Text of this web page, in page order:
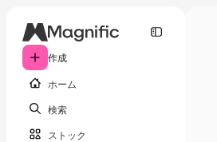
作成
ホーム
検索
ストック